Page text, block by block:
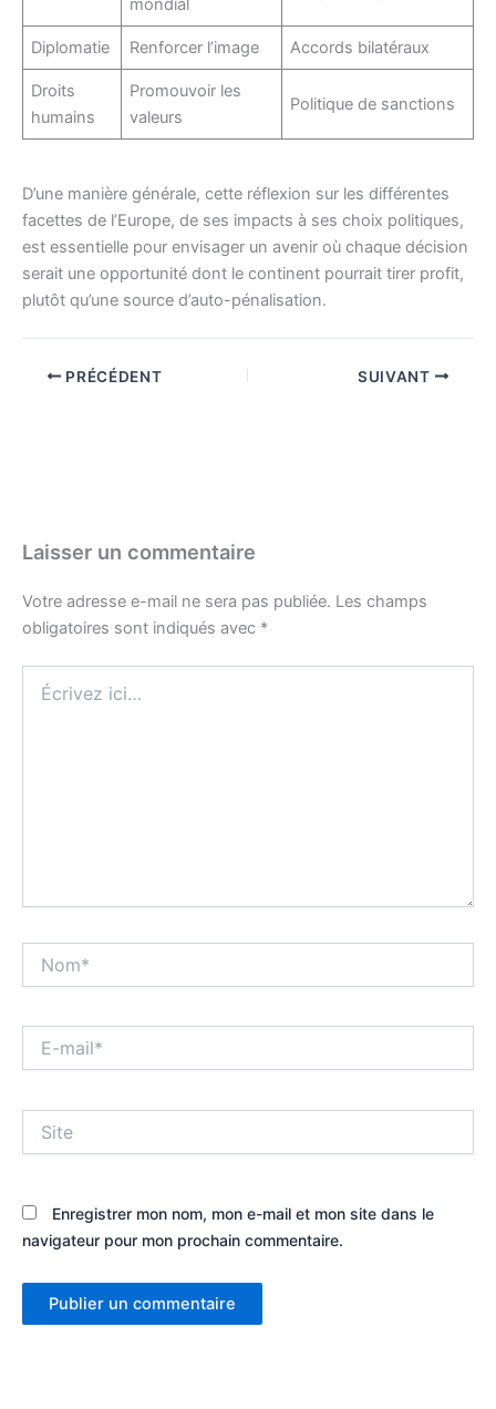
mondial
Diplomatie Renforcer l’image Accords bilatéraux
Droits
humains
Promouvoir les
valeurs
Politique de sanctions
D’une manière générale, cette réflexion sur les différentes
facettes de l’Europe, de ses impacts à ses choix politiques,
est essentielle pour envisager un avenir où chaque décision
serait une opportunité dont le continent pourrait tirer profit,
plutôt qu’une source d’auto-pénalisation.
PRÉCÉDENT SUIVANT
Laisser un commentaire
Votre adresse e-mail ne sera pas publiée. Les champs
obligatoires sont indiqués avec *
ici…
mail*
Enregistrer mon nom, mon e-mail et mon site dans le
navigateur pour mon prochain commentaire.